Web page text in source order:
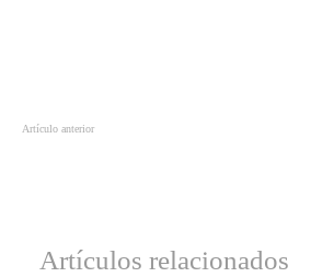
Artículo anterior
Artículos relacionados